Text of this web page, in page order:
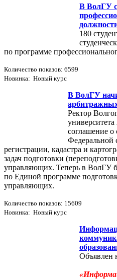
В ВолГУ
180
по программе
Количество показов: 6599
Новинка: Новый курс
В ВолГУ
Ректор
соглашение о
Федеральной
регистрации, кадастра и
задач подготовки
управляющих. Теперь в ВолГУ
по Единой программе
управляющих.
Количество показов: 15609
Новинка: Новый курс
Объявлен